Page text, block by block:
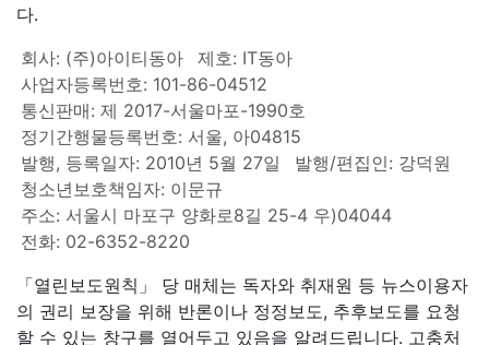
다.
회사: (주)아이티동아
제호: IT동아
사업자등록번호: 101-86-04512
통신판매: 제 2017-서울마포-1990호
정기간행물등록번호: 서울, 아04815
발행, 등록일자: 2010년 5월 27일
발행/편집인: 강덕원
청소년보호책임자: 이문규
주소: 서울시 마포구 양화로8길 25-4 우)04044
전화: 02-6352-8220
「열린보도원칙」 당 매체는 독자와 취재원 등 뉴스이용자
의 권리 보장을 위해 반론이나 정정보도, 추후보도를 요청
할 수 있는 창구를 열어두고 있음을 알려드립니다. 고충처